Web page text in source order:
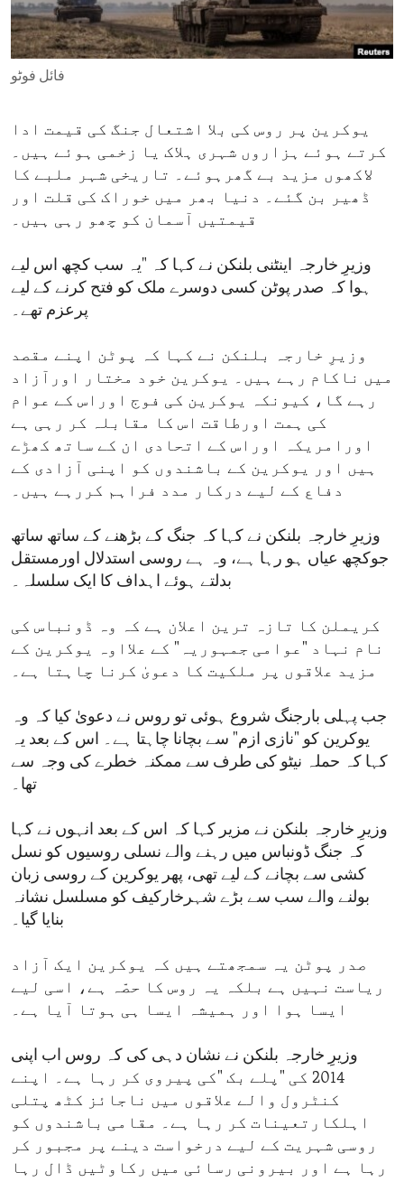
ENVIRONMENT AND HEALTH
IDEALS AND INSTITUTIONS
فائل فوٹو
یوکرین پر روس کی بلا اشتعال جنگ کی قیمت ادا
کرتے ہوئے ہزاروں شہری ہلاک یا زخمی ہوئے ہیں۔
لاکھوں مزید بے گھرہوئے۔ تاریخی شہر ملبے کا
ڈھیر بن گئے۔ دنیا بھر میں خوراک کی قلت اور
قیمتیں آسمان کو چھو رہی ہیں۔
وزیرِ خارجہ اینٹنی بلنکن نے کہا کہ "یہ سب کچھ اس لیے
ہوا کہ صدر پوٹن کسی دوسرے ملک کو فتح کرنے کے لیے
پرعزم تھے۔
وزیرِ خارجہ بلنکن نے کہا کہ پوٹن اپنے مقصد
میں ناکام رہے ہیں۔ یوکرین خود مختار اورآزاد
رہے گا، کیونکہ یوکرین کی فوج اوراس کے عوام
کی ہمت اورطاقت اس کا مقابلہ کر رہی ہے
اورامریکہ اوراس کے اتحادی ان کے ساتھ کھڑے
ہیں اور یوکرین کے باشندوں کو اپنی آزادی کے
دفاع کے لیے درکار مدد فراہم کررہے ہیں۔
وزیرِ خارجہ بلنکن نے کہا کہ جنگ کے بڑھنے کے ساتھ ساتھ
جوکچھ عیاں ہو رہا ہے، وہ ہے روسی استدلال اورمستقل
بدلتے ہوئے اہداف کا ایک سلسلہ۔
کریملن کا تازہ ترین اعلان ہے کہ وہ ڈونباس کی
نام نہاد "عوامی جمہوریہ" کے علااوہ یوکرین کے
مزید علاقوں پر ملکیت کا دعویٰ کرنا چاہتا ہے۔
جب پہلی بارجنگ شروع ہوئی تو روس نے دعویٰ کیا کہ وہ
یوکرین کو "نازی ازم" سے بچانا چاہتا ہے۔ اس کے بعد یہ
کہا کہ حملہ نیٹو کی طرف سے ممکنہ خطرے کی وجہ سے
تھا۔
وزیرِ خارجہ بلنکن نے مزیر کہا کہ اس کے بعد انہوں نے کہا
کہ جنگ ڈونباس میں رہنے والے نسلی روسیوں کو نسل
کشی سے بچانے کے لیے تھی، پھر یوکرین کے روسی زبان
بولنے والے سب سے بڑے شہرخارکیف کو مسلسل نشانہ
بنایا گیا۔
صدر پوٹن یہ سمجھتے ہیں کہ یوکرین ایک آزاد
ریاست نہیں ہے بلکہ یہ روس کا حصّہ ہے، اسی لیے
ایسا ہوا اور ہمیشہ ایسا ہی ہوتا آیا ہے۔
وزیرِ خارجہ بلنکن نے نشان دہی کی کہ روس اب اپنی
2014 کی "پلے بک "کی پیروی کر رہا ہے۔ اپنے
کنٹرول والے علاقوں میں ناجائز کٹھ پتلی
اہلکارتعینات کر رہا ہے۔ مقامی باشندوں کو
روسی شہریت کے لیے درخواست دینے پر مجبور کر
رہا ہے اور بیرونی رسائی میں رکاوٹیں ڈال رہا